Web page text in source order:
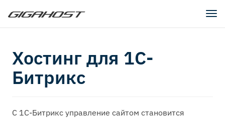
Хостинг для 1С-
Битрикс
C 1С-Битрикс управление сайтом становится